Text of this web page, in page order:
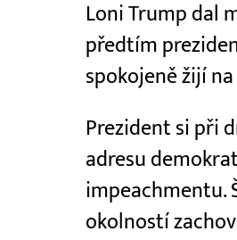
Loni Trump dal
předtím
spokojeně žijí
Prezident si při
adresu
impeachmentu.
okolností